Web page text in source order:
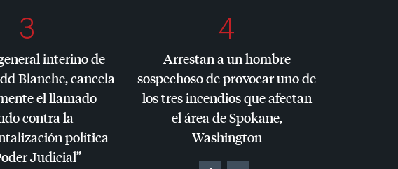
3
interino de
Blanche, cancela
el llamado
contra la
política
Judicial”
4
Arrestan a un hombre
sospechoso de provocar uno de
los tres incendios que afectan
el área de Spokane,
Washington